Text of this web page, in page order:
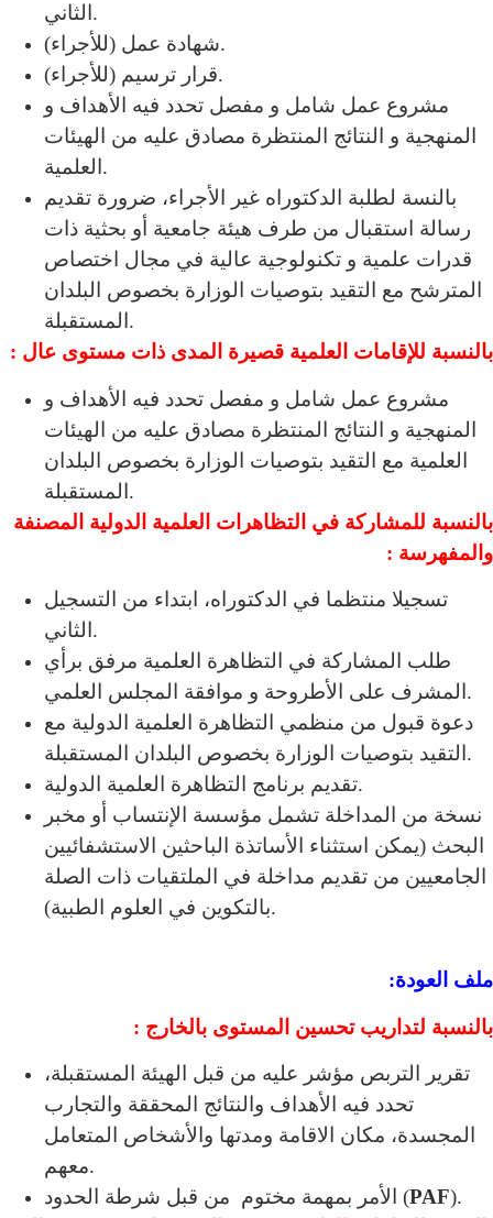
الثاني.
شهادة عمل (للأجراء).
قرار ترسيم (للأجراء).
مشروع عمل شامل و مفصل تحدد فيه الأهداف و
المنهجية و النتائج المنتظرة مصادق عليه من الهيئات
العلمية.
بالنسة لطلبة الدكتوراه غير الأجراء، ضرورة تقديم
رسالة استقبال من طرف هيئة جامعية أو بحثية ذات
قدرات علمية و تكنولوجية عالية في مجال اختصاص
المترشح مع التقيد بتوصيات الوزارة بخصوص البلدان
المستقبلة.
بالنسبة للإقامات العلمية قصيرة المدى ذات مستوى عال :
مشروع عمل شامل و مفصل تحدد فيه الأهداف و
المنهجية و النتائج المنتظرة مصادق عليه من الهيئات
العلمية مع التقيد بتوصيات الوزارة بخصوص البلدان
المستقبلة.
بالنسبة للمشاركة في التظاهرات العلمية الدولية المصنفة
والمفهرسة :
تسجيلا منتظما في الدكتوراه، ابتداء من التسجيل
الثاني.
طلب المشاركة في التظاهرة العلمية مرفق برأي
المشرف على الأطروحة و موافقة المجلس العلمي.
دعوة قبول من منظمي التظاهرة العلمية الدولية مع
التقيد بتوصيات الوزارة بخصوص البلدان المستقبلة.
تقديم برنامج التظاهرة العلمية الدولية.
نسخة من المداخلة تشمل مؤسسة الإنتساب أو مخبر
البحث (يمكن استثناء الأساتذة الباحثين الاستشفائيين
الجامعيين من تقديم مداخلة في الملتقيات ذات الصلة
بالتكوين في العلوم الطبية).
ملف العودة:
بالنسبة لتداريب تحسين المستوى بالخارج :
تقرير التربص مؤشر عليه من قبل الهيئة المستقبلة،
تحدد فيه الأهداف والنتائج المحققة والتجارب
المجسدة، مكان الاقامة ومدتها والأشخاص المتعامل
معهم.
الأمر بمهمة مختوم من قبل شرطة الحدود (PAF).